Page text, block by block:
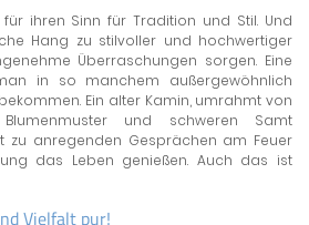
ihren Sinn für Tradition und Stil. Und
Hang zu stilvoller und hochwertiger
Überraschungen sorgen. Eine
in so manchem außergewöhnlich
Ein alter Kamin, umrahmt von
und schweren Samt
zu anregenden Gesprächen am Feuer
das Leben genießen. Auch das ist
Vielfalt pur!